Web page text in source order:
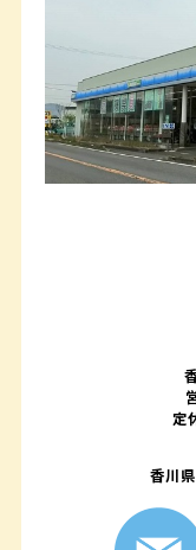
定
香川